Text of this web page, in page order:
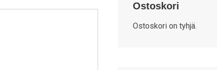
Ostoskori
Ostoskori on tyhjä.